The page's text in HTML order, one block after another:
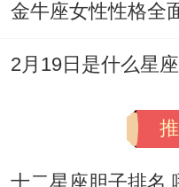
那些闪耀着太阳光
而为的智慧,也要懂
当各位以敬畏之心
能帮助着些天生的
放更璀璨的光芒！
2月19日是什么星